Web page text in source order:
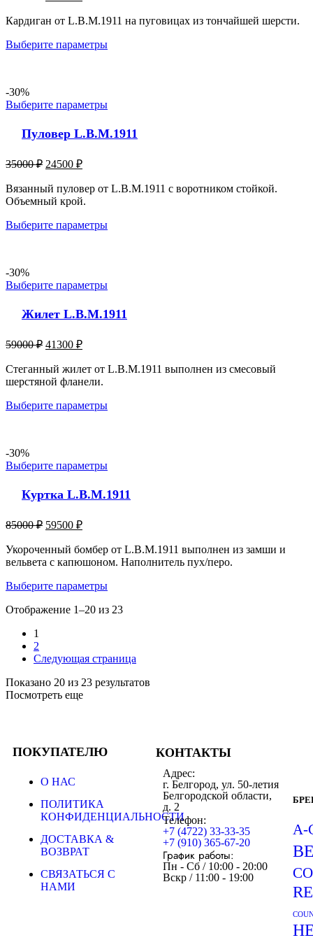
Кардиган от L.B.M.1911 на пуговицах из тончайшей шерсти.
Выберите параметры
-30%
Выберите параметры
Пуловер L.B.M.1911
35000₽ 24500 ₽
Вязанный пуловер от L.B.M.1911 с воротником стойкой.
Объемный крой.
Выберите параметры
-30%
Выберите параметры
Жилет L.B.M.1911
59000₽ 41300 ₽
Стеганный жилет от L.B.M.1911 выполнен из смесовый
шерстяной фланели.
Выберите параметры
-30%
Выберите параметры
Куртка L.B.M.1911
85000₽ 59500 ₽
Укороченный бомбер от L.B.M.1911 выполнен из замши и
вельвета с капюшоном. Наполнитель пух/перо.
Выберите параметры
Отображение 1–20 из 23
1
2
Следующая страница
Показано 20 из 23 результатов
Посмотреть еще
ПОКУПАТЕЛЮ
О НАС
ПОЛИТИКА
КОНФИДЕНЦИАЛЬНОСТИ
ДОСТАВКА &
ВОЗВРАТ
СВЯЗАТЬСЯ С
НАМИ
КОНТАКТЫ
Адрес:
г. Белгород, ул. 50-летия
Белгородской области,
д. 2
Телефон:
+7 (4722) 33-33-35
+7 (910) 365-67-20
График работы:
Пн - Сб / 10:00 - 20:00
Вскр / 11:00 - 19:00
A-